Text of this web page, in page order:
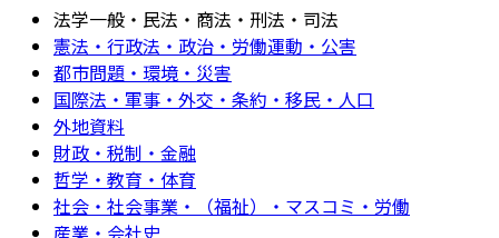
法学一般・民法・商法・刑法・司法
憲法・行政法・政治・労働運動・公害
都市問題・環境・災害
国際法・軍事・外交・条約・移民・人口
外地資料
財政・税制・金融
哲学・教育・体育
社会・社会事業・（福祉）・マスコミ・労働